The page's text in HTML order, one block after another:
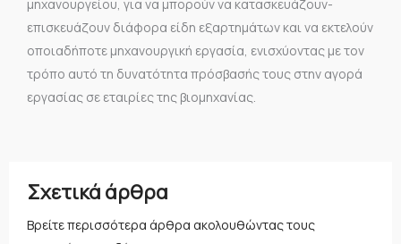
μηχανουργείου, για να μπορούν να κατασκευάζουν-
επισκευάζουν διάφορα είδη εξαρτημάτων και να εκτελούν
οποιαδήποτε μηχανουργική εργασία, ενισχύοντας με τον
τρόπο αυτό τη δυνατότητα πρόσβασής τους στην αγορά
εργασίας σε εταιρίες της βιομηχανίας.
Σχετικά άρθρα
Βρείτε περισσότερα άρθρα ακολουθώντας τους